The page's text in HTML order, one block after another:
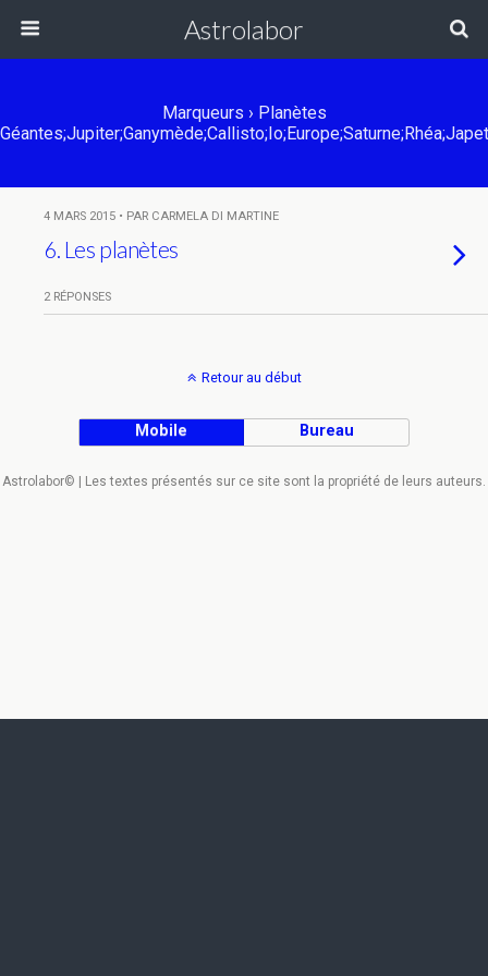
Astrolabor
Marqueurs › Planètes
4 MARS 2015 • PAR CARMELA DI MARTINE
6. Les planètes
2 RÉPONSES
Retour au début
Mobile Bureau
Astrolabor© | Les textes présentés sur ce site sont la propriété de leurs auteurs.